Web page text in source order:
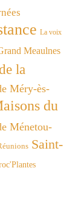
La voix
Meaulnes
la
Méry-ès-
du
Ménetou-
Saint-